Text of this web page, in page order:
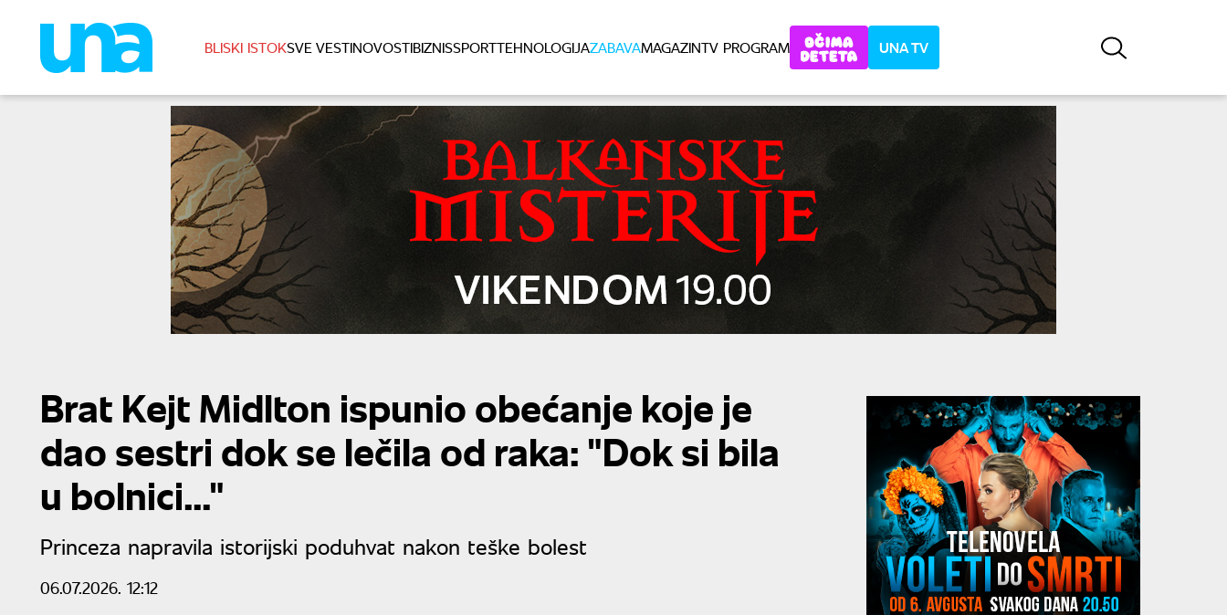
BLISKI ISTOKSVE VESTINOVOSTIBIZNISSPORTTEHNOLOGIJAZABAVAMAGAZINTV PROGRAM UNA TV
Brat Kejt Midlton ispunio obećanje koje je
dao sestri dok se lečila od raka: "Dok si bila
u bolnici..."
Princeza napravila istorijski poduhvat nakon teške bolest
06.07.2026. 12:12